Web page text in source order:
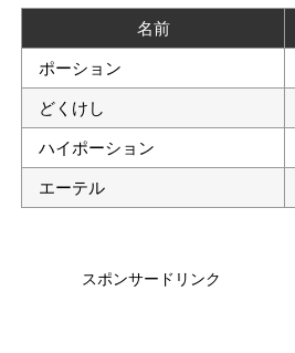
名前
ポーション
どくけし
ハイポーション
エーテル
スポンサードリンク